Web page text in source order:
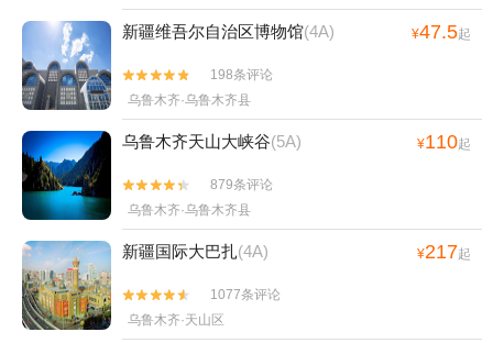
新疆维吾尔自治区博物馆(4A) ¥47.5起


198条评论
乌鲁木齐·乌鲁木齐县
乌鲁木齐天山大峡谷(5A) ¥110起


879条评论
乌鲁木齐·乌鲁木齐县
新疆国际大巴扎(4A) ¥217起


1077条评论
乌鲁木齐·天山区